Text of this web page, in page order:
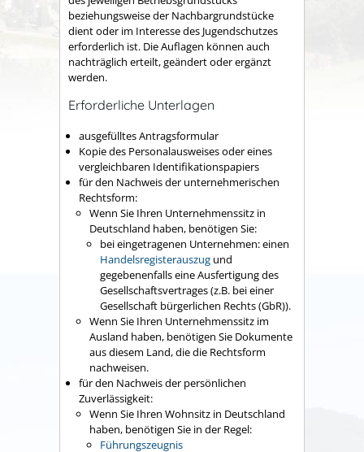
beziehungsweise der Nachbargrundstücke
dient oder im Interesse des Jugendschutzes
erforderlich ist. Die Auflagen können auch
nachträglich erteilt, geändert oder ergänzt
werden.
Erforderliche Unterlagen
ausgefülltes Antragsformular
Kopie des Personalausweises oder eines
vergleichbaren Identifikationspapiers
für den Nachweis der unternehmerischen
Rechtsform:
Wenn Sie Ihren Unternehmenssitz in
Deutschland haben, benötigen Sie:
bei eingetragenen Unternehmen: einen
Handelsregisterauszug und
gegebenenfalls eine Ausfertigung des
Gesellschaftsvertrages (z.B. bei einer
Gesellschaft bürgerlichen Rechts (GbR)).
Wenn Sie Ihren Unternehmenssitz im
Ausland haben, benötigen Sie Dokumente
aus diesem Land, die die Rechtsform
nachweisen.
für den Nachweis der persönlichen
Zuverlässigkeit:
Wenn Sie Ihren Wohnsitz in Deutschland
haben, benötigen Sie in der Regel:
Führungszeugnis